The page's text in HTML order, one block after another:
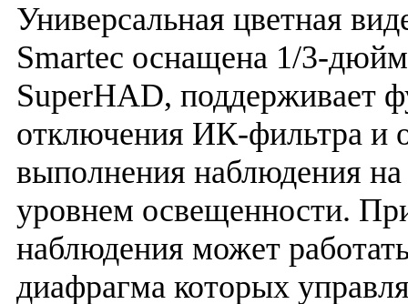
Универсальная цветная
Smartec оснащена 1/3-
SuperHAD, поддерживает
отключения ИК-фильтра и
выполнения наблюдения
уровнем освещенности.
наблюдения может
диафрагма которых